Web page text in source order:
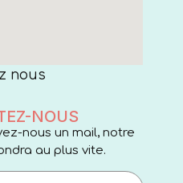
nous
NOUS
nous un mail, notre
au plus vite.